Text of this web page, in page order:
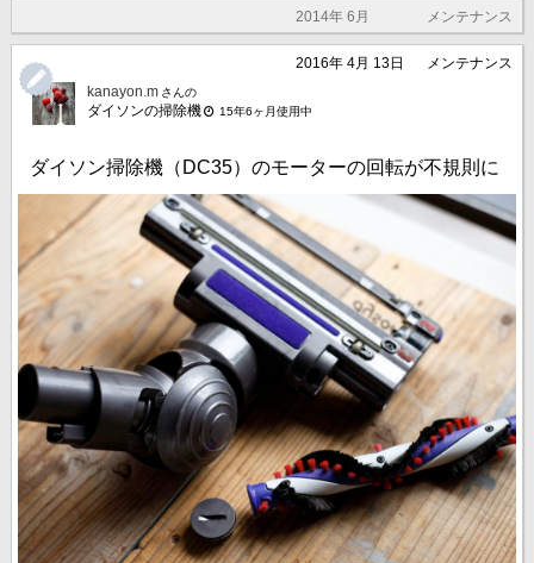
2014年 6月 メンテナンス
2016年 4月 13日
メンテナンス
kanayon.m さんの
ダイソンの掃除機 15年6ヶ月使用中
ダイソン掃除機（DC35）のモーターの回転が不規則に